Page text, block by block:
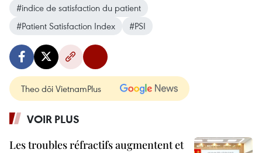
#indice de satisfaction du patient
#Patient Satisfaction Index
#PSI
Theo dõi VietnamPlus
VOIR PLUS
Les troubles réfractifs augmentent et